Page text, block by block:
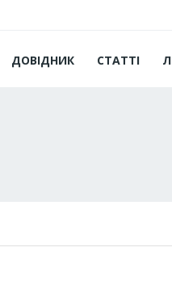
ДОВІДНИК СТАТТІ